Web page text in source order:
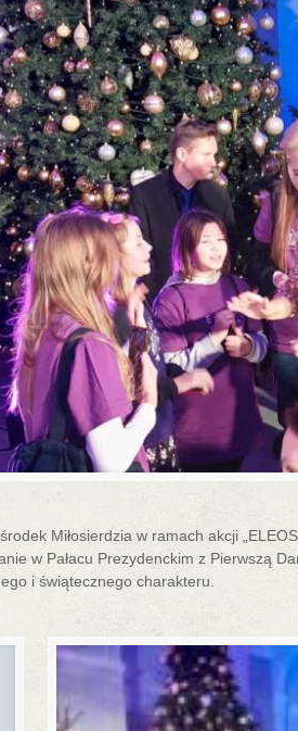
Miłosierdzia w ramach akcji
w Pałacu Prezydenckim z Pierwszą
i świątecznego charakteru.